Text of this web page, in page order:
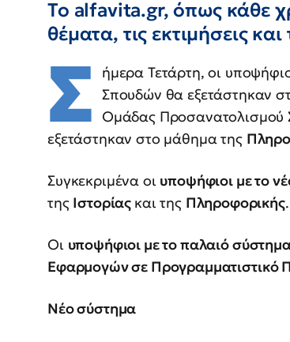
Το alfavita.gr, όπως κάθε
θέματα, τις εκτιμήσεις
Σ
ήμερα Τετάρτη, οι
Σπουδών θα εξετάστηκαν
Ομάδας Προσανατολισμού
εξετάστηκαν στο μάθημα της
Συγκεκριμένα οι υποψήφιοι με το
της Ιστορίας και της Πληροφορικής.
Οι υποψήφιοι με το παλαιό
Εφαρμογών σε Προγραμματιστικό
Νέο σύστημα